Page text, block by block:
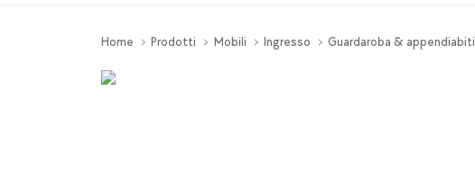
Home Prodotti Mobili Ingresso Guardaroba & appendiabiti